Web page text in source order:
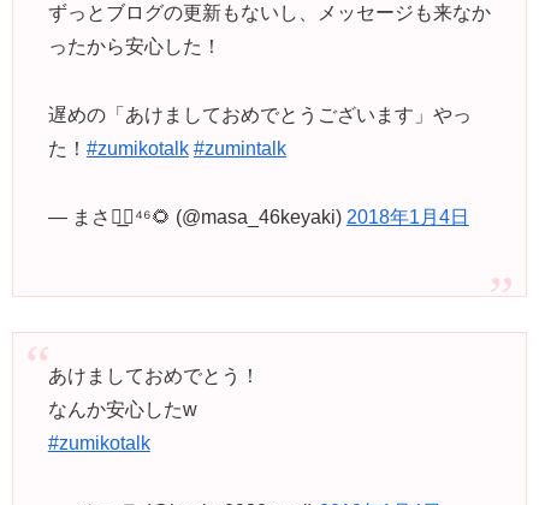
ずっとブログの更新もないし、メッセージも来なか
ったから安心した！
遅めの「あけましておめでとうございます」やっ
た！ #zumikotalk #zumintalk
— まさ◢͟￨⁴⁶🌻 (@masa_46keyaki) 2018年1月4日
あけましておめでとう！
なんか安心したw
#zumikotalk